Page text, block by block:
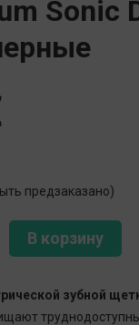
Sonic
предзаказано)
В корзину
зубной